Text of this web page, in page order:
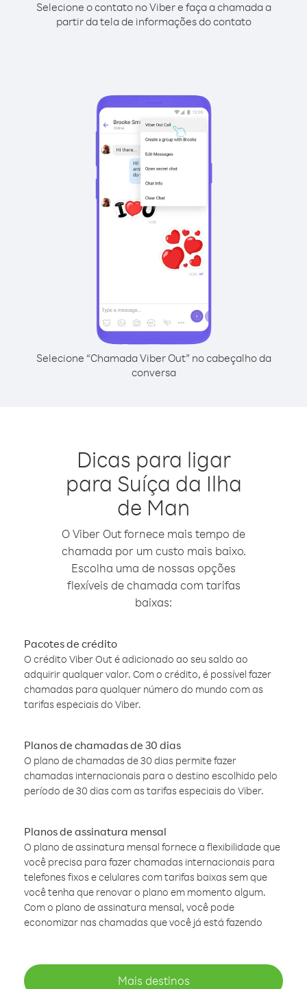
Selecione o contato no Viber e faça a chamada a
partir da tela de informações do contato
Selecione “Chamada Viber Out” no cabeçalho da
conversa
Dicas para ligar
para Suíça da Ilha
de Man
O Viber Out fornece mais tempo de
chamada por um custo mais baixo.
Escolha uma de nossas opções
flexíveis de chamada com tarifas
baixas:
Pacotes de crédito
O crédito Viber Out é adicionado ao seu saldo ao
adquirir qualquer valor. Com o crédito, é possível fazer
chamadas para qualquer número do mundo com as
tarifas especiais do Viber.
Planos de chamadas de 30 dias
O plano de chamadas de 30 dias permite fazer
chamadas internacionais para o destino escolhido pelo
período de 30 dias com as tarifas especiais do Viber.
Planos de assinatura mensal
O plano de assinatura mensal fornece a flexibilidade que
você precisa para fazer chamadas internacionais para
telefones fixos e celulares com tarifas baixas sem que
você tenha que renovar o plano em momento algum.
Com o plano de assinatura mensal, você pode
economizar nas chamadas que você já está fazendo
Mais destinos